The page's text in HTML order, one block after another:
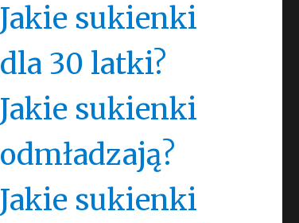
Jakie sukienki
dla 30 latki?
Jakie sukienki
odmładzają?
Jakie sukienki